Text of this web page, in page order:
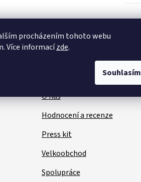
procházením tohoto webu
Více informacízde.
Souhlasím
Užitečné informace
O nás
Hodnocení a recenze
Press kit
Velkoobchod
Spolupráce